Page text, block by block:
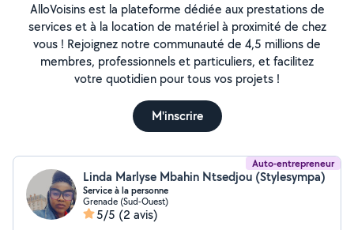
AlloVoisins est la plateforme dédiée aux prestations de
services et à la location de matériel à proximité de chez
vous ! Rejoignez notre communauté de 4,5 millions de
membres, professionnels et particuliers, et facilitez
votre quotidien pour tous vos projets !
M'inscrire
Auto-entrepreneur
Linda Marlyse Mbahin Ntsedjou (Stylesympa)
Service à la personne
Grenade (Sud-Ouest)
5/5 (2 avis)